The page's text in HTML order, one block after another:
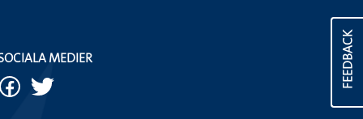
FEEDBACK
MEDIER